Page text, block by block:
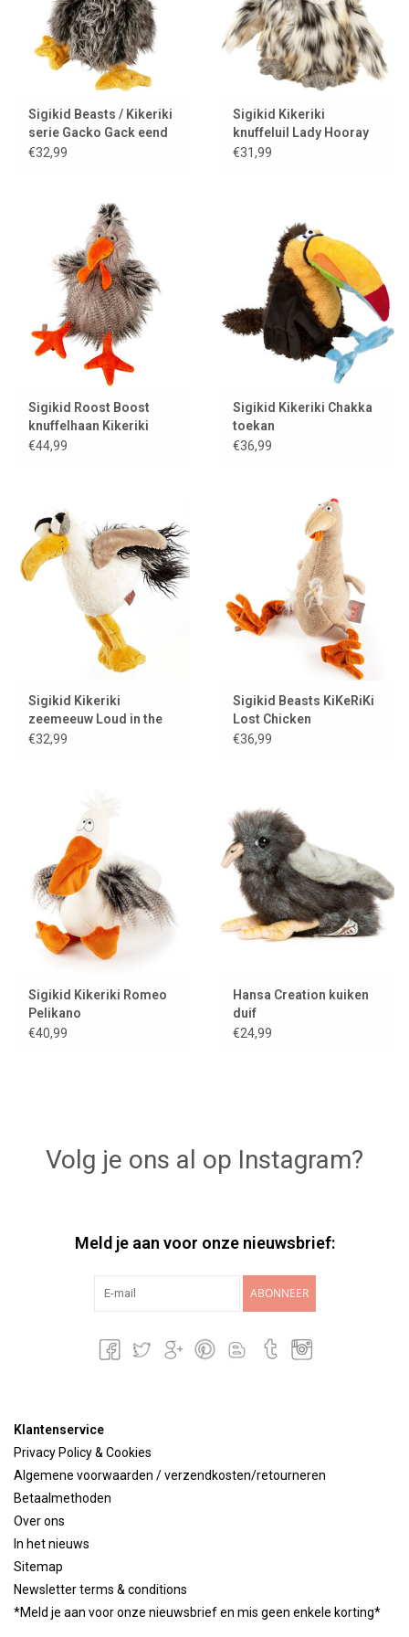
of een beetje verstrooid, maar altijd een echte blikvanger. Perfect
als speelkameraad, decoratie, mascotte of cadeau.Ontmoet onze
Kikeriki vogels hier...
Sigikid Beasts / Kikeriki
serie Gacko Gack eend
€32,99
Sigikid Kikeriki
knuffeluil Lady Hooray
€31,99
Sigikid Roost Boost
knuffelhaan Kikeriki
€44,99
Sigikid Kikeriki Chakka
toekan
€36,99
Sigikid Kikeriki
zeemeeuw Loud in the
Cloud / meeuw
€32,99
Sigikid Beasts KiKeRiKi
Lost Chicken
€36,99
Sigikid Kikeriki Romeo
Pelikano
€40,99
Hansa Creation kuiken
duif
€24,99
Volg je ons al op Instagram?
Meld je aan voor onze nieuwsbrief:
ABONNEER
Klantenservice
Privacy Policy & Cookies
Algemene voorwaarden / verzendkosten/retourneren
Betaalmethoden
Over ons
In het nieuws
Sitemap
Newsletter terms & conditions
*Meld je aan voor onze nieuwsbrief en mis geen enkele korting*